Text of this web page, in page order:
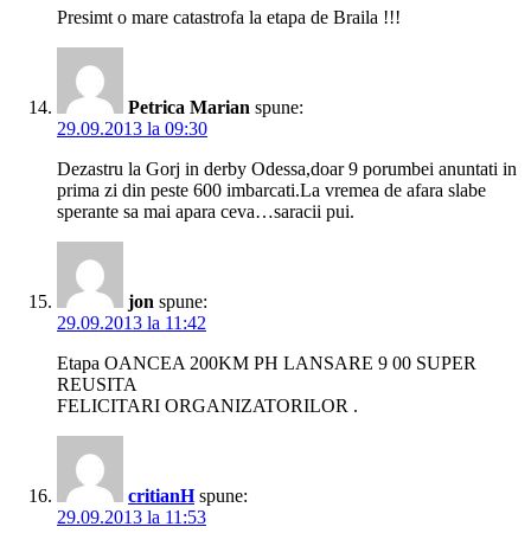
Presimt o mare catastrofa la etapa de Braila !!!
Petrica Marian spune:
29.09.2013 la 09:30
Dezastru la Gorj in derby Odessa,doar 9 porumbei anuntati in
prima zi din peste 600 imbarcati.La vremea de afara slabe
sperante sa mai apara ceva…saracii pui.
jon spune:
29.09.2013 la 11:42
Etapa OANCEA 200KM PH LANSARE 9 00 SUPER
REUSITA
FELICITARI ORGANIZATORILOR .
critianH spune:
29.09.2013 la 11:53